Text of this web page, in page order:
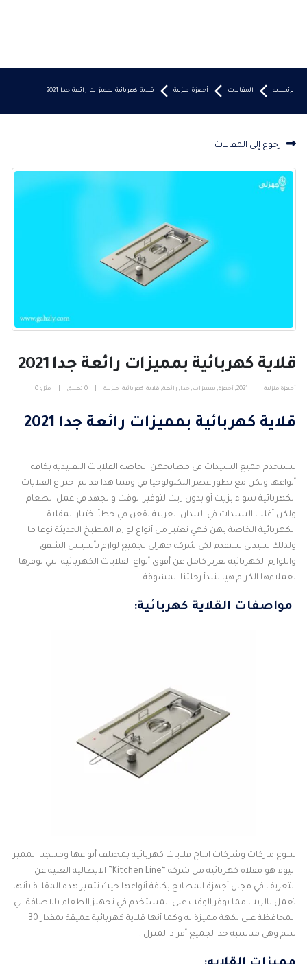
الرئيسيه المقالات أجهزة منزلية قلاية كهربائية بمميزات رائعة جدا 2021
رجوع إلى المقالات
قلاية كهربائية بمميزات رائعة جدا 2021
أجهزة منزلية 2021
, أجهزة, بمميزات , جدا , رائعة, قلاية, كهربائية, منزلية 0 تعليق مثل: 0
قلاية كهربائية بمميزات رائعة جدا 2021
تستخدم جميع السيدات في مطابخهن الخاصة القلايات التقليدية بكافة
أنواعها ولكن مع تطور عصر التكنولوجيا في وقتنا هذا قد تم اختراع القلايات
الكهربائية سواء بزيت أو بدون زيت لتوفير الوقت والجهد في عمل الطعام
ولكن أغلب السيدات في البلدان العربية يقعن في خطأ اختيار المقلاة
الكهربائية الخاصة بهن فهي تعتبر من أنواع لوازم المطبخ الحديثة نوعا ما
ولذلك سيدتي ستقدم لكي شركة جهزلي لجميع لوازم تأسيس الشقق
واللوازم الكهربائية تقرير كامل عن أقوى أنواع القلايات الكهربائية التي توفرها
لعملاءها الكرام هيا لنبدأ رحلتنا المشوقة.
مواصفات القلاية كهربائية:
تتنوع ماركات وشركات انتاج قلايات كهربائية بمختلف أنواعها ومنتجنا المميز
اليوم هو مقلاة كهربائية من شركة “Kitchen Line” الايطالية الغنية عن
التعريف في مجال أجهزة المطابخ بكافة أنواعها حيث تتميز هذه المقلاة بأنها
تعمل بالزيت مما يوفر الوقت على المستخدم في تجهيز الطعام بالاضافة الي
المحافظة على نكهة مميزة له وكما أنها قلاية كهربائية عميقة بمقدار 30
سم وهي مناسبة جدا لجميع أفراد المنزل .